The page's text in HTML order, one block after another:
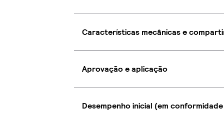
Características mecânicas e
Aprovação e aplicação
Desempenho inicial (em